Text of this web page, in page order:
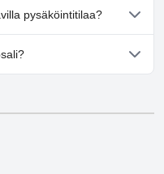
pysäköintitilaa?